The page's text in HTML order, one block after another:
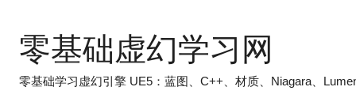
零基础虚幻学习网
零基础学习虚幻引擎 UE5：蓝图、C++、材质、Niagara、